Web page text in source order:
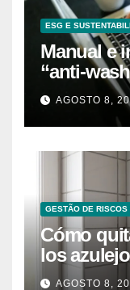
ESG E
Manual e
“anti-
empresas
AGOSTO 8,
GESTÃO DE
Cómo
los
caseros
AGOSTO 8,